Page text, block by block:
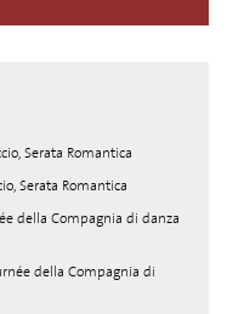
Serata Romantica
Serata Romantica
della Compagnia di danza
della Compagnia di